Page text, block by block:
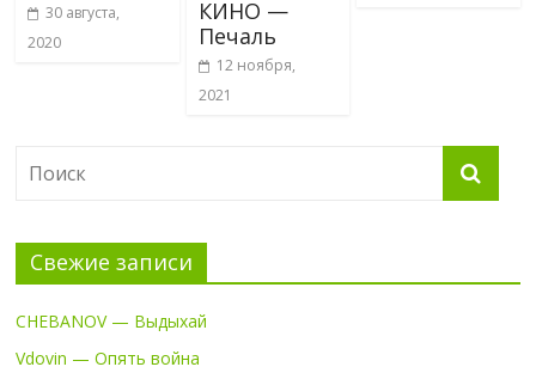
30 августа,
2020
КИНО —
Печаль
12 ноября,
2021
Свежие записи
CHEBANOV — Выдыхай
Vdovin — Опять война